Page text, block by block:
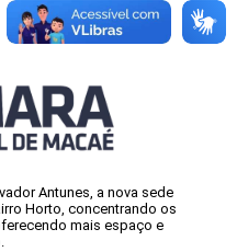
Antunes, a nova sede
Horto, concentrando os
mais espaço e